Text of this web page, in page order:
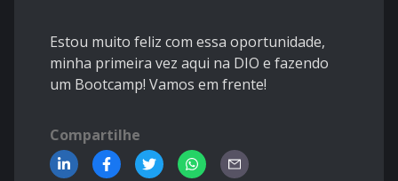
Estou muito feliz com essa oportunidade,
minha primeira vez aqui na DIO e fazendo
um Bootcamp! Vamos em frente!
Compartilhe